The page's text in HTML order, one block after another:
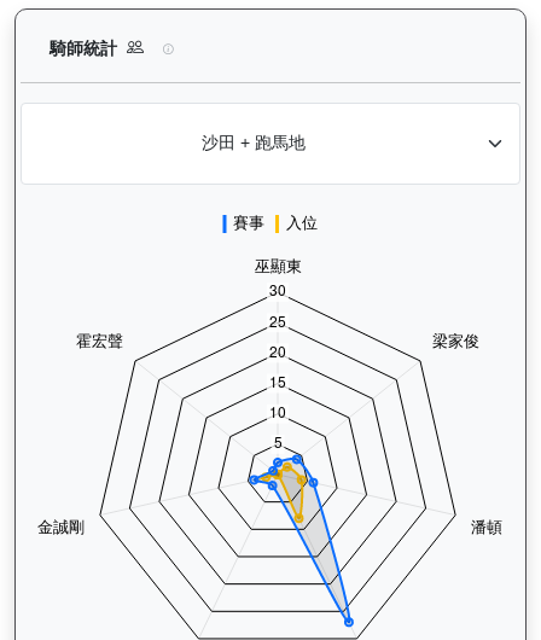
騎師統計 魯班精神（J233）— 騎師統計分析：查看各騎